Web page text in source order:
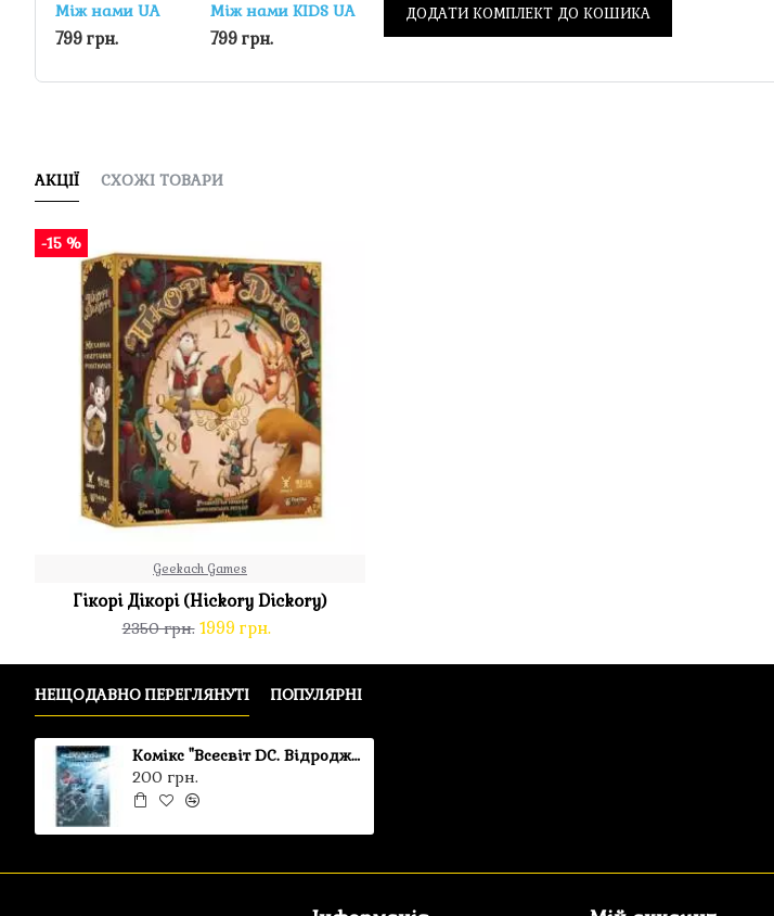
Між нами UA
799 грн.
Між нами KIDS UA
799 грн.
ДОДАТИ КОМПЛЕКТ ДО КОШИКА
АКЦІЇ СХОЖІ ТОВАРИ
-15 %
Geekach Games
Гікорі Дікорі (Hickory Dickory)
2350 грн. 1999 грн.
НЕЩОДАВНО ПЕРЕГЛЯНУТІ ПОПУЛЯРНІ
Комікс "Всесвіт DC. Відродження"
200 грн.